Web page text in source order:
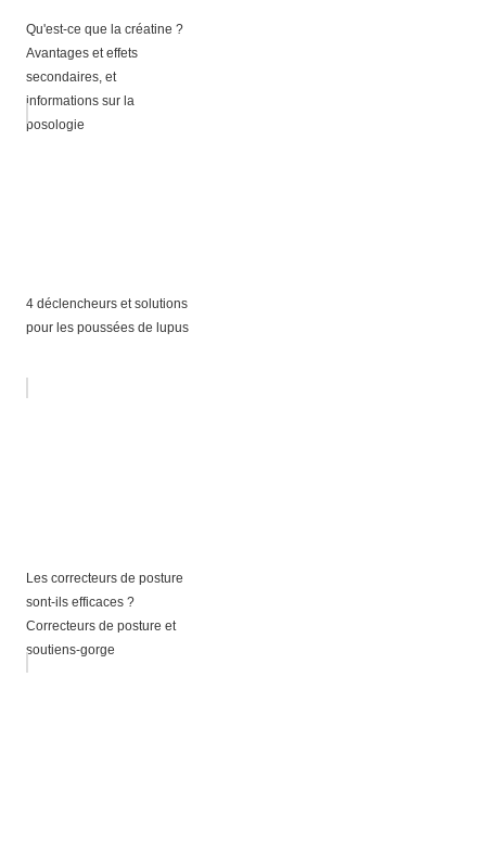
Qu'est-ce que la créatine ?
Avantages et effets
secondaires, et
informations sur la
posologie
4 déclencheurs et solutions
pour les poussées de lupus
Les correcteurs de posture
sont-ils efficaces ?
Correcteurs de posture et
soutiens-gorge